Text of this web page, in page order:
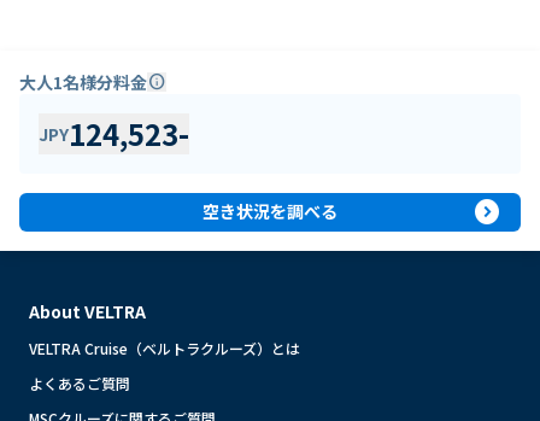
大人1名様分料金info
JPY124,523-
空き状況を調べる expand_circle_right
About VELTRA
VELTRA Cruise（ベルトラクルーズ）とは
よくあるご質問